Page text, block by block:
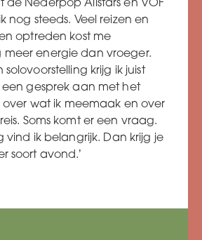
de Nederpop Allstars en VOF
nog steeds. Veel reizen en
optreden kost me
energie dan vroeger.
krijg ik juist
gesprek aan met het
over wat ik meemaak en over
Soms komt er een vraag.
vind ik belangrijk. Dan krijg je
soort avond.’